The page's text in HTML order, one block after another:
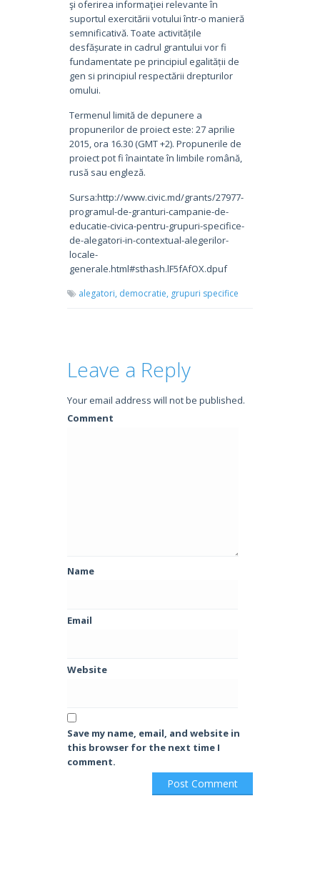
şi oferirea informaţiei relevante în
suportul exercitării votului într-o manieră
semnificativă. Toate activitățile
desfășurate in cadrul grantului vor fi
fundamentate pe principiul egalității de
gen si principiul respectării drepturilor
omului.
Termenul limită de depunere a
propunerilor de proiect este: 27 aprilie
2015, ora 16.30 (GMT +2). Propunerile de
proiect pot fi înaintate în limbile română,
rusă sau engleză.
Sursa:http://www.civic.md/grants/27977-
programul-de-granturi-campanie-de-
educatie-civica-pentru-grupuri-specifice-
de-alegatori-in-contextual-alegerilor-
locale-
generale.html#sthash.lF5fAfOX.dpuf
alegatori, democratie, grupuri specifice
Leave a Reply
Your email address will not be published.
Comment
Name
Email
Website
Save my name, email, and website in
this browser for the next time I
comment.